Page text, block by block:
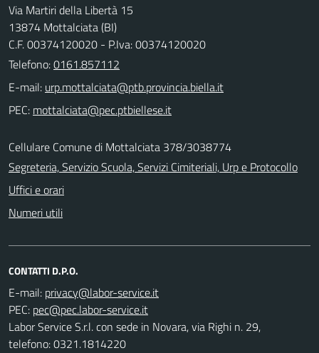
Via Martiri della Libertà 15
13874 Mottalciata (BI)
C.F. 00374120020 - P.Iva: 00374120020
Telefono:0161.857112
E-mail:
PEC:
Cellulare Comune di Mottalciata 378/3038774
Segreteria, Servizio Scuola, Servizi Cimiteriali, Urp e Protocollo
Uffici e orari
Numeri utili
CONTATTI D.P.O.
E-mail:
PEC:
Labor Service S.r.l. con sede in Novara, via Righi n. 29,
telefono: 0321.1814220